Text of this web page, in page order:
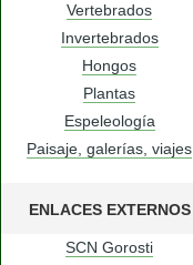
Vertebrados
Invertebrados
Hongos
Plantas
Espeleología
Paisaje, galerías, viajes
ENLACES EXTERNOS
SCN Gorosti